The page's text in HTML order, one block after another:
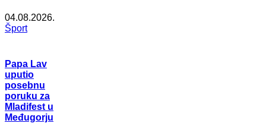
04.08.2026.
Šport
Papa Lav
uputio
posebnu
poruku za
Mladifest u
Međugorju